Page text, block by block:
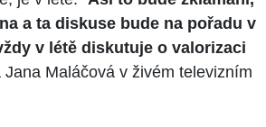
a ta diskuse bude na pořadu v
v létě diskutuje o valorizaci
Jana Maláčová v živém televizním